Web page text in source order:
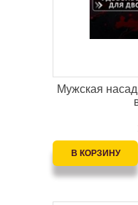
Мужская